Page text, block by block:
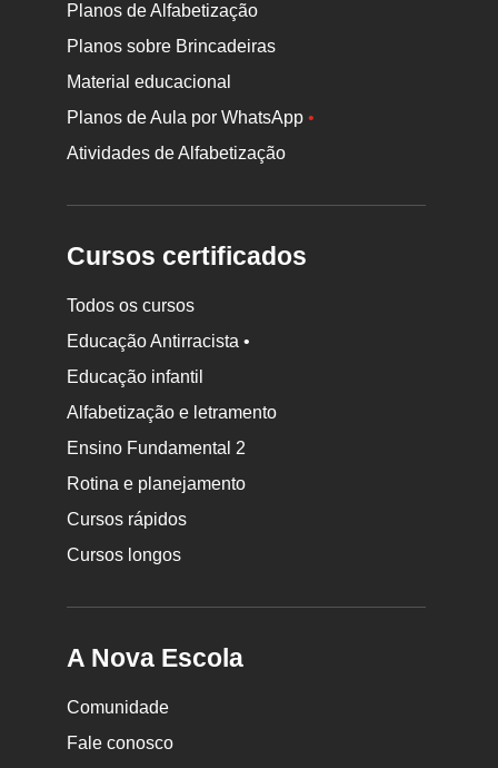
Planos de Alfabetização
Planos sobre Brincadeiras
Material educacional
Planos de Aula por WhatsApp•
Atividades de Alfabetização
Cursos certificados
Todos os cursos
Educação Antirracista •
Educação infantil
Alfabetização e letramento
Ensino Fundamental 2
Rotina e planejamento
Cursos rápidos
Cursos longos
A Nova Escola
Comunidade
Fale conosco